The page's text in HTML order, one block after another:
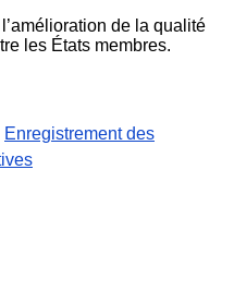
de la qualité
les États membres.
Enregistrement des